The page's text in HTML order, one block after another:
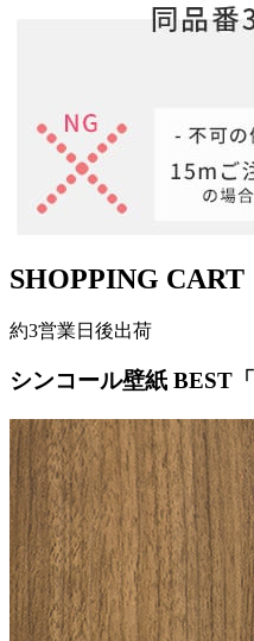
SHOPPING CART
約3営業日後出荷
シンコール壁紙 BEST